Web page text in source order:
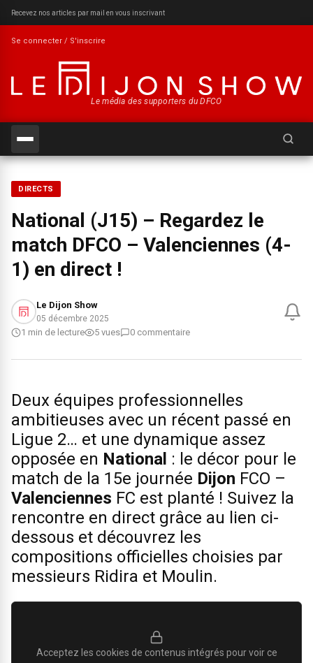
Recevez nos articles par mail en vous inscrivant
Se connecter / S'inscrire
Le média des supporters du DFCO
DIRECTS
National (J15) – Regardez le
match DFCO – Valenciennes (4-
1) en direct !
Le Dijon Show
05 décembre 2025
1 min de lecture 5 vues 0 commentaire
Deux équipes professionnelles
ambitieuses avec un récent passé en
Ligue 2… et une dynamique assez
opposée en National : le décor pour le
match de la 15e journée Dijon FCO –
Valenciennes FC est planté ! Suivez la
rencontre en direct grâce au lien ci-
dessous et découvrez les
compositions officielles choisies par
messieurs Ridira et Moulin.
Acceptez les cookies de contenus intégrés pour voir ce